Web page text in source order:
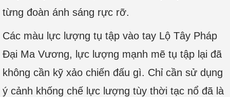
từng đoàn ánh sáng rực rỡ.
Các màu lực lượng tụ tập vào tay Lộ Tây Pháp
Đại Ma Vương, lực lượng mạnh mẽ tụ tập lại đã
không cần kỹ xảo chiến đấu gì. Chỉ cần sử dụng
ý cảnh khống chế lực lượng tùy thời tạc nổ đã là